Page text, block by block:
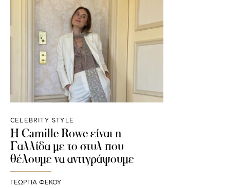
CELEBRITY STYLE
H Camille Rowe είναι η
Γαλλίδα με το στυλ που
θέλουμε να αντιγράψουμε
ΓΕΩΡΓΙΑ ΦΕΚΟΥ